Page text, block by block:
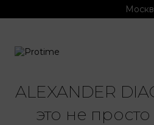
ALEXANDER
это не